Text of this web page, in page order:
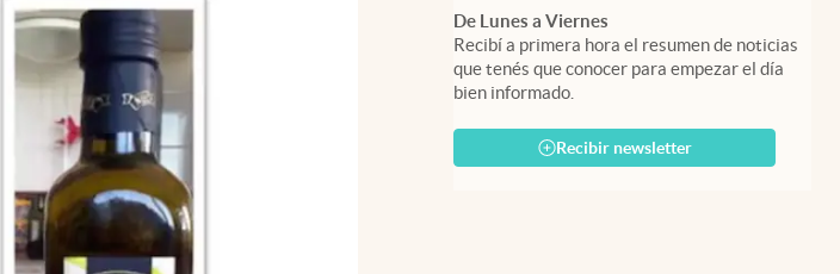
De Lunes a Viernes
Recibí a primera hora el resumen de noticias
que tenés que conocer para empezar el día
bien informado.
Recibir newsletter